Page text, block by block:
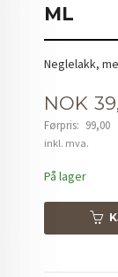
ML
Neglelakk,
Tilbud
NOK
Førpris: 99,00
Rabatt
inkl. mva.
På lager